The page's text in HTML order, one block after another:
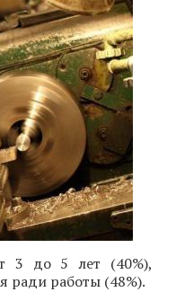
3 до 5 лет (40%),
ради работы (48%).